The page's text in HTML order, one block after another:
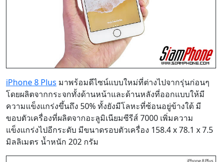
iPhone 8 Plus มาพร้อมดีไซน์แบบใหม่ที่ต่างไปจากรุ่นก่อนๆ
โดยผลิตจากกระจกทั้งด้านหน้าและด้านหลังที่ออกแบบให้มี
ความแข็งแกร่งขึ้นถึง 50% ทั้งยังมีโลหะที่ซ้อนอยู่ข้างใต้ มี
ขอบตัวเครื่องที่ผลิตจากอะลูมิเนียมซีรีส์ 7000 เพิ่มความ
แข็งแกร่งไปอีกระดับ มีขนาดรอบตัวเครื่อง 158.4 x 78.1 x 7.5
มิลลิเมตร น้ำหนัก 202 กรัม